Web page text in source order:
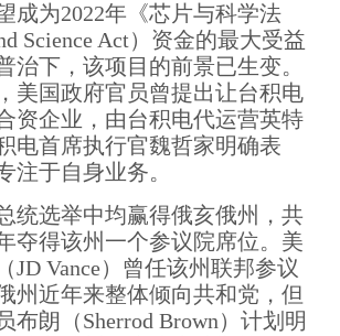
成为2022年《芯片与科学法
Science Act）资金的最大受益
治下，该项目的前景已生变。
美国政府官员曾提出让台积电
资企业，由台积电代运营英特
电首席执行官魏哲家明确表
注于自身业务。
统选举中均赢得俄亥俄州，共
夺得该州一个参议院席位。美
JD Vance）曾任该州联邦参议
州近年来整体倾向共和党，但
布朗（Sherrod Brown）计划明